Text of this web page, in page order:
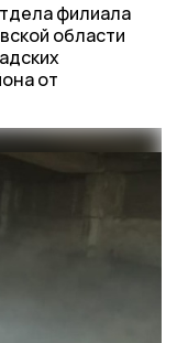
филиала
области
от